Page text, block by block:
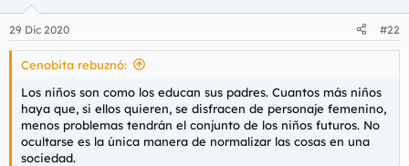
e
s
29 Dic 2020 #22
Cenobita rebuznó:
Los niños son como los educan sus padres. Cuantos más niños
haya que, si ellos quieren, se disfracen de personaje femenino,
menos problemas tendrán el conjunto de los niños futuros. No
ocultarse es la única manera de normalizar las cosas en una
sociedad.